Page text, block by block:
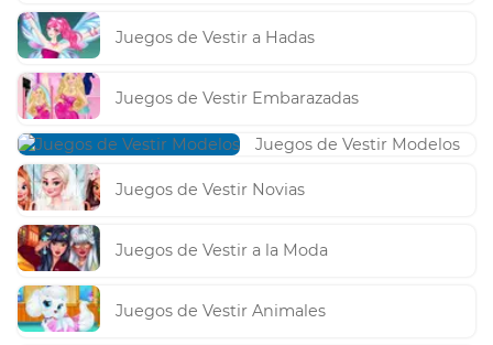
Juegos de Vestir a Hadas
Juegos de Vestir Embarazadas
Juegos de Vestir Modelos
Juegos de Vestir Novias
Juegos de Vestir a la Moda
Juegos de Vestir Animales